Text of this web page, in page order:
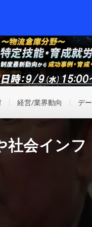
経営/業界動向 デ
社会インフ